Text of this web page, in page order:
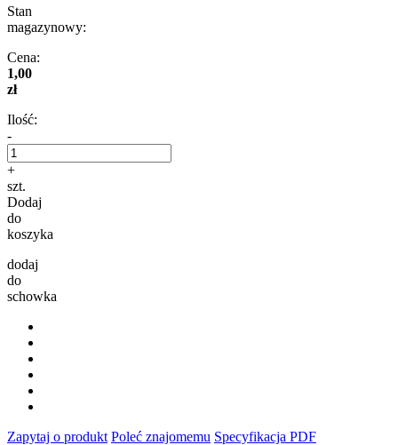
Stan
magazynowy:
Cena:
1,00
zł
Ilość:
-
+
szt.
Dodaj
do
koszyka
dodaj
do
schowka
Zapytaj o produkt Poleć znajomemu Specyfikacja PDF